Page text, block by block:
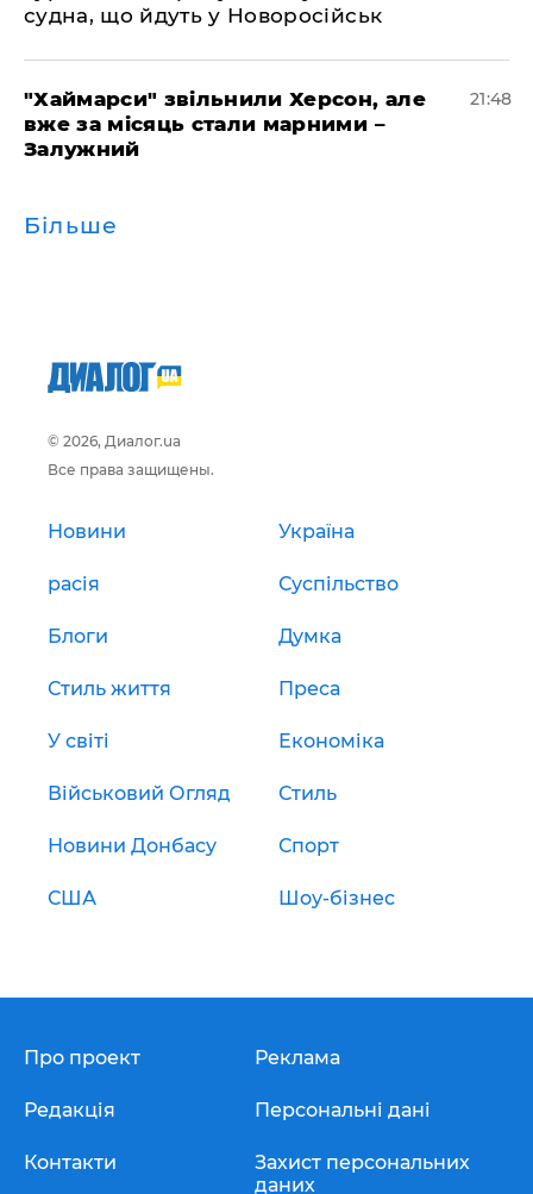
судна, що йдуть у Новоросійськ
"Хаймарси" звільнили Херсон, але
вже за місяць стали марними –
Залужний
21:48
Більше
© 2026, Диалог.ua
Все права защищены.
Новини Україна
расія Суспільство
Блоги Думка
Стиль життя Преса
У світі Економіка
Військовий Огляд Стиль
Новини Донбасу Спорт
США Шоу-бізнес
Про проект
Редакція
Контакти
Реклама
Персональні дані
Захист персональних
даних